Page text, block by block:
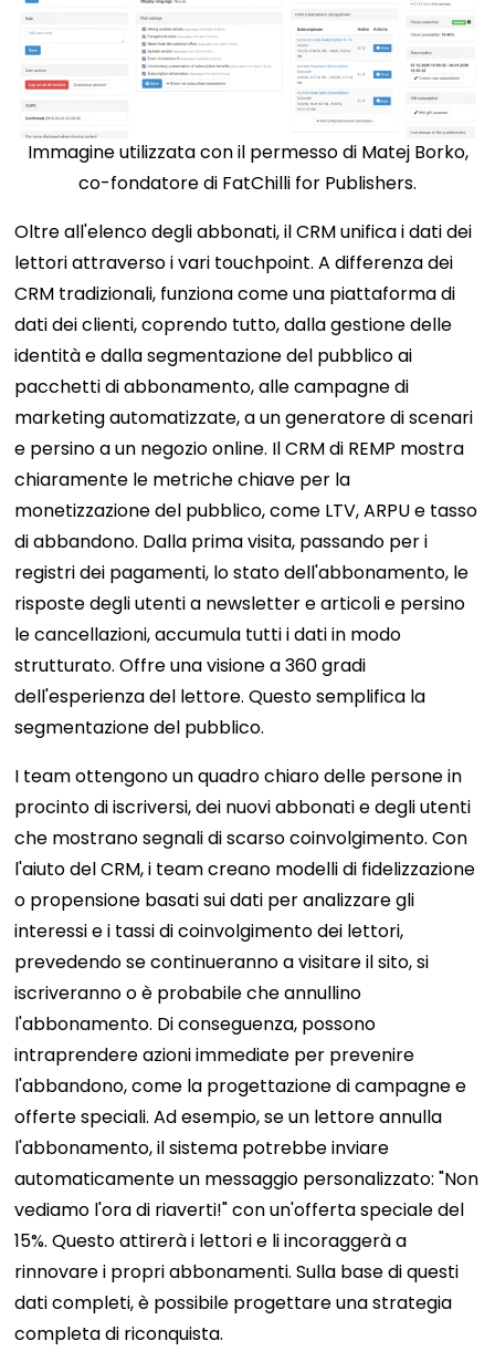
Immagine utilizzata con il permesso di Matej Borko,
co-fondatore di FatChilli for Publishers.
Oltre all'elenco degli abbonati, il CRM unifica i dati dei
lettori attraverso i vari touchpoint. A differenza dei
CRM tradizionali, funziona come una piattaforma di
dati dei clienti, coprendo tutto, dalla gestione delle
identità e dalla segmentazione del pubblico ai
pacchetti di abbonamento, alle campagne di
marketing automatizzate, a un generatore di scenari
e persino a un negozio online. Il CRM di REMP mostra
chiaramente le metriche chiave per la
monetizzazione del pubblico, come LTV, ARPU e tasso
di abbandono. Dalla prima visita, passando per i
registri dei pagamenti, lo stato dell'abbonamento, le
risposte degli utenti a newsletter e articoli e persino
le cancellazioni, accumula tutti i dati in modo
strutturato. Offre una visione a 360 gradi
dell'esperienza del lettore. Questo semplifica la
segmentazione del pubblico.
I team ottengono un quadro chiaro delle persone in
procinto di iscriversi, dei nuovi abbonati e degli utenti
che mostrano segnali di scarso coinvolgimento. Con
l'aiuto del CRM, i team creano modelli di fidelizzazione
o propensione basati sui dati per analizzare gli
interessi e i tassi di coinvolgimento dei lettori,
prevedendo se continueranno a visitare il sito, si
iscriveranno o è probabile che annullino
l'abbonamento. Di conseguenza, possono
intraprendere azioni immediate per prevenire
l'abbandono, come la progettazione di campagne e
offerte speciali. Ad esempio, se un lettore annulla
l'abbonamento, il sistema potrebbe inviare
automaticamente un messaggio personalizzato: "Non
vediamo l'ora di riaverti!" con un'offerta speciale del
15%. Questo attirerà i lettori e li incoraggerà a
rinnovare i propri abbonamenti. Sulla base di questi
dati completi, è possibile progettare una strategia
completa di riconquista.